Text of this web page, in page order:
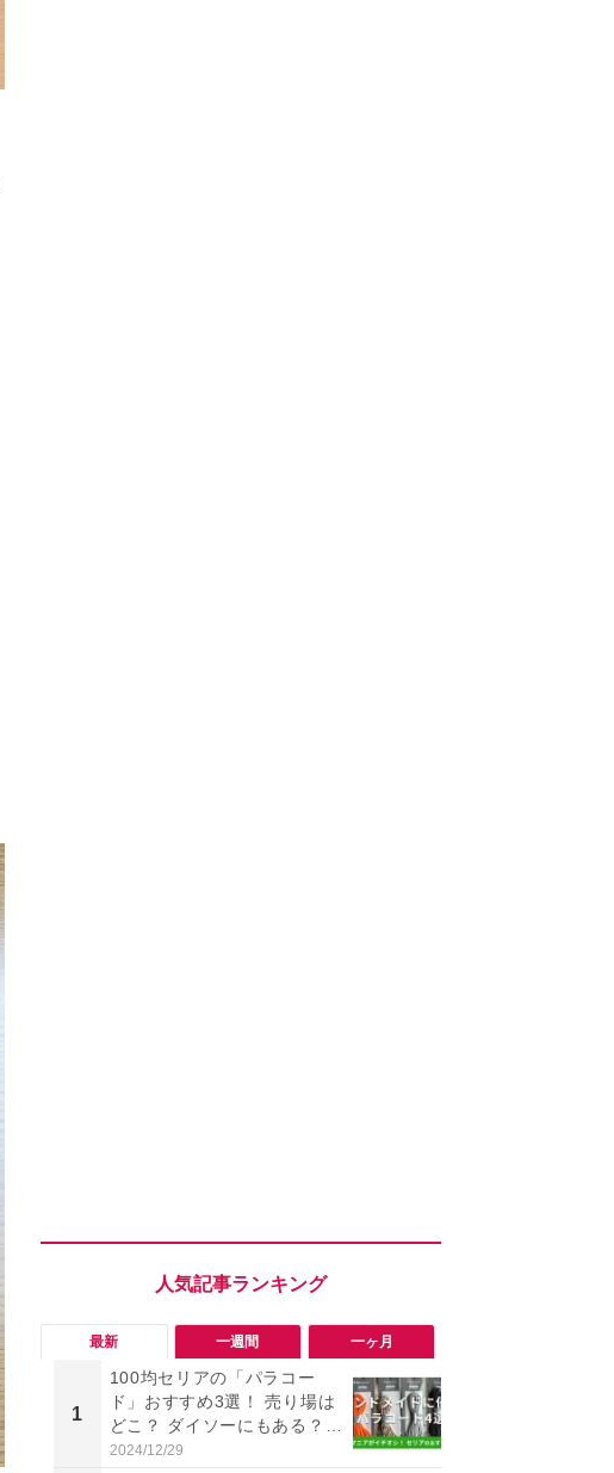
最新 一週間 一ヶ月
1
100均セリアの「パラコー
ド」おすすめ3選！ 売り場は
どこ？ ダイソーにもある？
色・長さ・太さも種類豊富
2024/12/29